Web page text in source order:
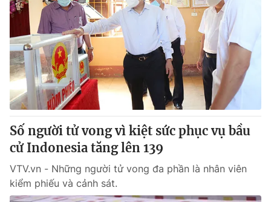
Chất lượng cuộc sống
Tuyển sinh
Học trực tuyến
Công nghệ
Hitech Công nghệ tương lai
Sản phẩm
Thị trường
Tư vấn
Giao lưu trực tuyến
Lịch phát sóng
Chuyên mục khác
Emagazine Podcast
Photo
Số người tử vong vì kiệt sức phục vụ bầu
cử Indonesia tăng lên 139
VTV.vn - Những người tử vong đa phần là nhân viên
kiểm phiếu và cảnh sát.